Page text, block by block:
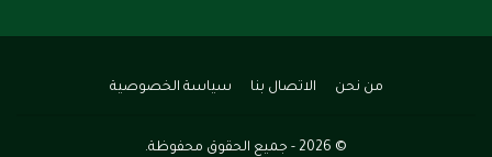
من نحن الاتصال بنا سياسة الخصوصية
© 2026 - جميع الحقوق محفوظة.